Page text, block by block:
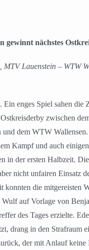
gewinnt nächstes
Lauenstein – WTW
Ein enges Spiel sahen die
zwischen
dem WTW
Kampf und auch einigen
in der ersten Halbzeit.
nicht unfairen Einsatz
konnten die mitgereisten
auf Vorlage von
des Tages erzielte.
drang in den Strafraum
der mit Anlauf keine